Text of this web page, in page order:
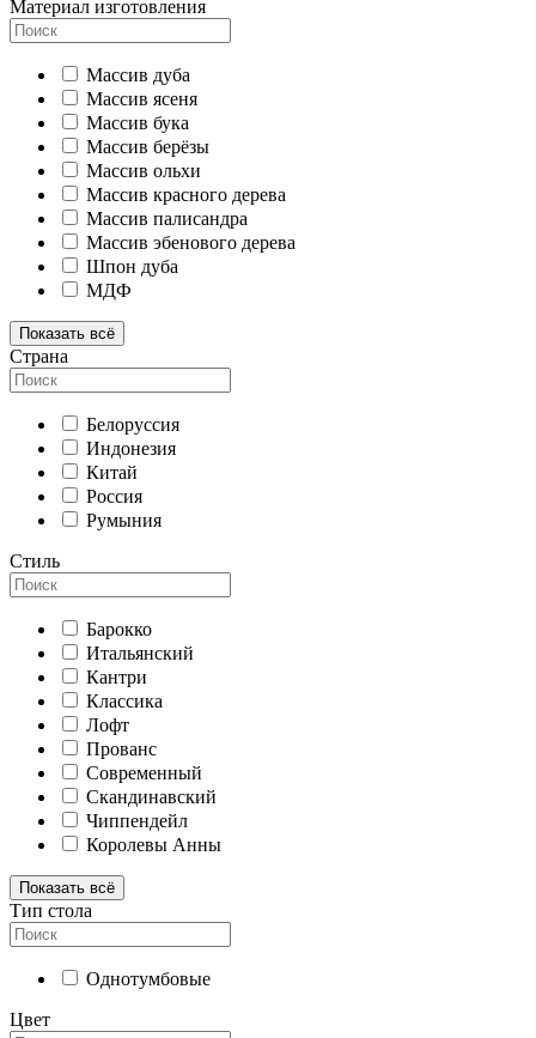
Материал изготовления
Массив дуба
Массив ясеня
Массив бука
Массив берёзы
Массив ольхи
Массив красного дерева
Массив палисандра
Массив эбенового дерева
Шпон дуба
МДФ
Показать всё
Страна
Белоруссия
Индонезия
Китай
Россия
Румыния
Стиль
Барокко
Итальянский
Кантри
Классика
Лофт
Прованс
Современный
Скандинавский
Чиппендейл
Королевы Анны
Показать всё
Тип стола
Однотумбовые
Цвет